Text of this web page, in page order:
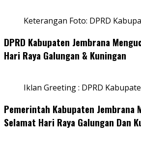
Keterangan Foto: DPRD
DPRD Kabupaten Jembrana
Hari Raya Galungan & Kuningan
Iklan Greeting : DPRD
Pemerintah Kabupaten Jembrana
Selamat Hari Raya Galungan Dan